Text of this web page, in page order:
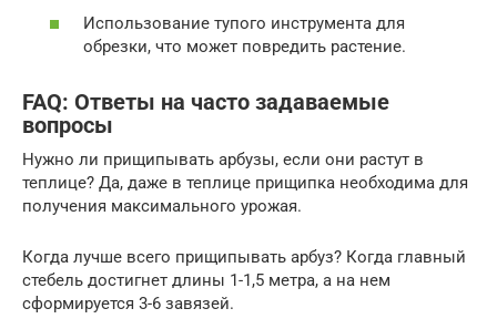
Использование тупого инструмента для
обрезки, что может повредить растение.
FAQ: Ответы на часто задаваемые
вопросы
Нужно ли прищипывать арбузы, если они растут в
теплице? Да, даже в теплице прищипка необходима для
получения максимального урожая.
Когда лучше всего прищипывать арбуз? Когда главный
стебель достигнет длины 1-1,5 метра, а на нем
сформируется 3-6 завязей.